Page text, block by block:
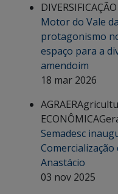
Motor do Vale
protagonismo
espaço para a
amendoim
18 mar 2026
AGRAER
ECONÔMICA
Semadesc
Anastácio
03 nov 2025